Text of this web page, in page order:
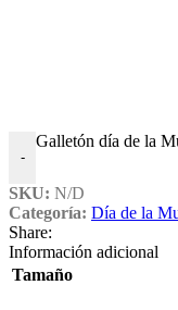
-
Galletón día de la
SKU: N/D
Categoría: Día de la
Share:
Información adicional
Tamaño